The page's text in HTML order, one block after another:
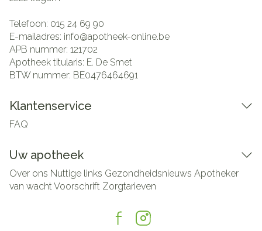
Telefoon: 015 24 69 90
E-mailadres: info@apotheek-online.be
APB nummer: 121702
Apotheek titularis: E. De Smet
BTW nummer: BE0476464691
Klantenservice
FAQ
Uw apotheek
Over ons Nuttige links Gezondheidsnieuws Apotheker
van wachtVoorschrift Zorgtarieven